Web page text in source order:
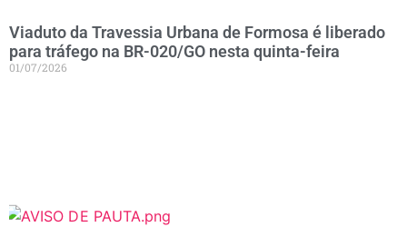
Viaduto da Travessia Urbana de Formosa é liberado
para tráfego na BR-020/GO nesta quinta-feira
01/07/2026